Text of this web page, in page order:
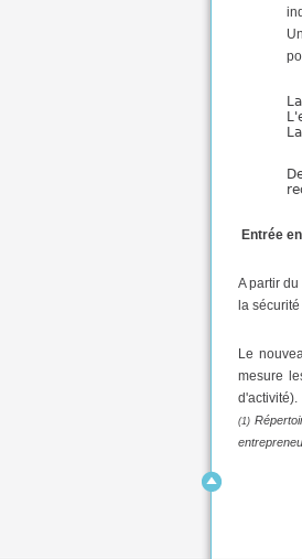
Entrée
A partir
la
Le
mesure
d'activité).
(1)